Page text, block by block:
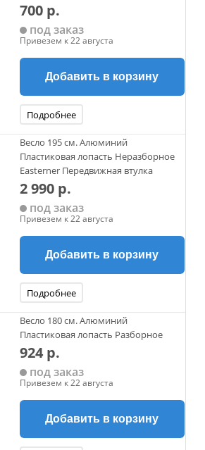
700 р.
под заказ
Привезем к 22 августа
Добавить в корзину
Подробнее
Весло 195 см. Алюминий
Пластиковая лопасть Неразборное
Easterner Передвижная втулка
2 990 р.
под заказ
Привезем к 22 августа
Добавить в корзину
Подробнее
Весло 180 см. Алюминий
Пластиковая лопасть Разборное
924 р.
под заказ
Привезем к 22 августа
Добавить в корзину